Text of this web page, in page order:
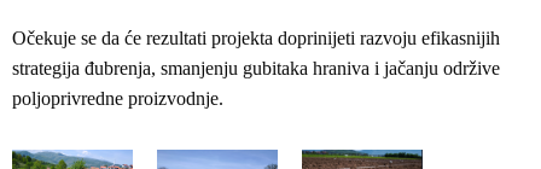
Očekuje se da će rezultati projekta doprinijeti razvoju efikasnijih
strategija đubrenja, smanjenju gubitaka hraniva i jačanju održive
poljoprivredne proizvodnje.